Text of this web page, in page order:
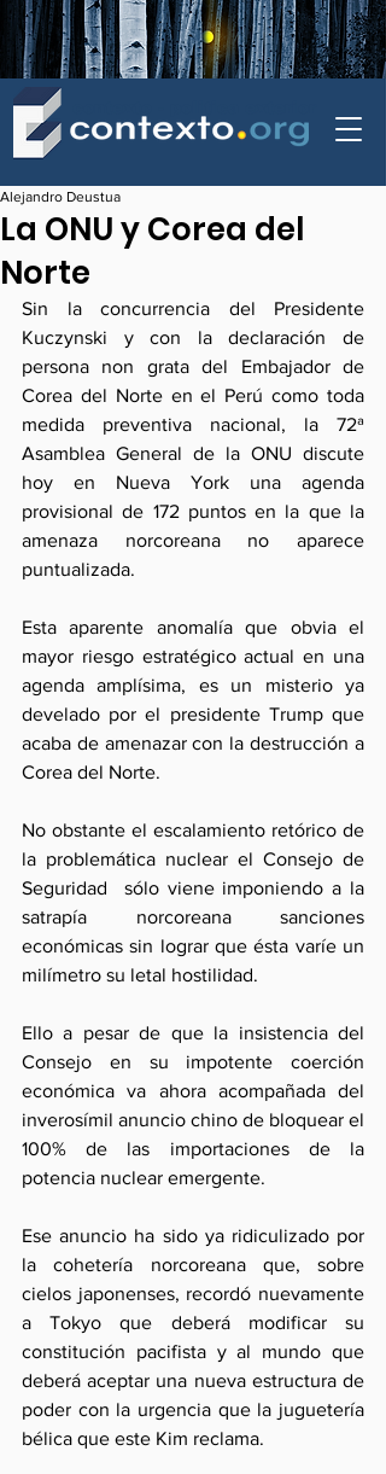
La ONU y Corea del
Norte
Alejandro Deustua
Sin la concurrencia del Presidente
Kuczynski y con la declaración de
persona non grata del Embajador de
Corea del Norte en el Perú como toda
medida preventiva nacional, la 72ª
Asamblea General de la ONU discute
hoy en Nueva York una agenda
provisional de 172 puntos en la que la
amenaza norcoreana no aparece
puntualizada.
Esta aparente anomalía que obvia el
mayor riesgo estratégico actual en una
agenda amplísima, es un misterio ya
develado por el presidente Trump que
acaba de amenazar con la destrucción a
Corea del Norte.
No obstante el escalamiento retórico de
la problemática nuclear el Consejo de
Seguridad  sólo viene imponiendo a la
satrapía norcoreana sanciones
económicas sin lograr que ésta varíe un
milímetro su letal hostilidad.
Ello a pesar de que la insistencia del
Consejo en su impotente coerción
económica va ahora acompañada del
inverosímil anuncio chino de bloquear el
100% de las importaciones de la
potencia nuclear emergente.
Ese anuncio ha sido ya ridiculizado por
la cohetería norcoreana que, sobre
cielos japonenses, recordó nuevamente
a Tokyo que deberá modificar su
constitución pacifista y al mundo que
deberá aceptar una nueva estructura de
poder con la urgencia que la juguetería
bélica que este Kim reclama.